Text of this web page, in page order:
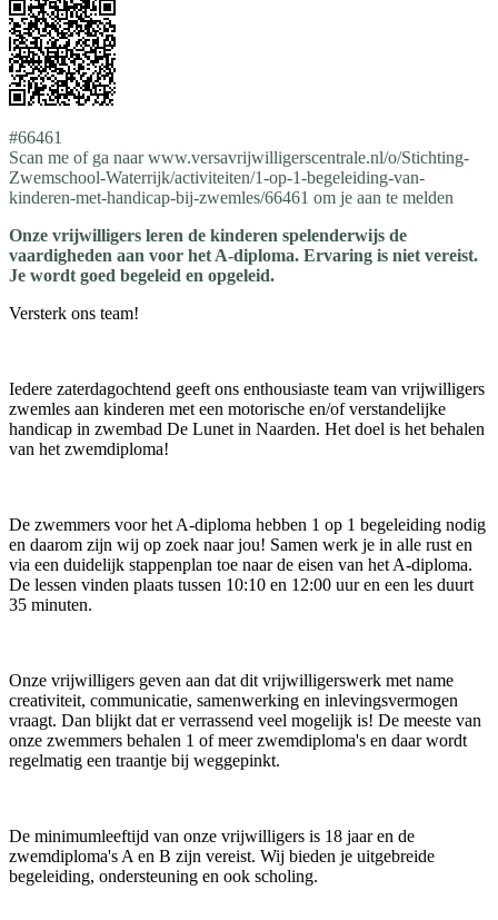
#66461
Scan me of ga naar www.versavrijwilligerscentrale.nl/o/Stichting-
Zwemschool-Waterrijk/activiteiten/1-op-1-begeleiding-van-
kinderen-met-handicap-bij-zwemles/66461 om je aan te melden
Onze vrijwilligers leren de kinderen spelenderwijs de
vaardigheden aan voor het A-diploma. Ervaring is niet vereist.
Je wordt goed begeleid en opgeleid.
Versterk ons team!
Iedere zaterdagochtend geeft ons enthousiaste team van vrijwilligers
zwemles aan kinderen met een motorische en/of verstandelijke
handicap in zwembad De Lunet in Naarden. Het doel is het behalen
van het zwemdiploma!
De zwemmers voor het A-diploma hebben 1 op 1 begeleiding nodig
en daarom zijn wij op zoek naar jou! Samen werk je in alle rust en
via een duidelijk stappenplan toe naar de eisen van het A-diploma.
De lessen vinden plaats tussen 10:10 en 12:00 uur en een les duurt
35 minuten.
Onze vrijwilligers geven aan dat dit vrijwilligerswerk met name
creativiteit, communicatie, samenwerking en inlevingsvermogen
vraagt. Dan blijkt dat er verrassend veel mogelijk is! De meeste van
onze zwemmers behalen 1 of meer zwemdiploma's en daar wordt
regelmatig een traantje bij weggepinkt.
De minimumleeftijd van onze vrijwilligers is 18 jaar en de
zwemdiploma's A en B zijn vereist. Wij bieden je uitgebreide
begeleiding, ondersteuning en ook scholing.